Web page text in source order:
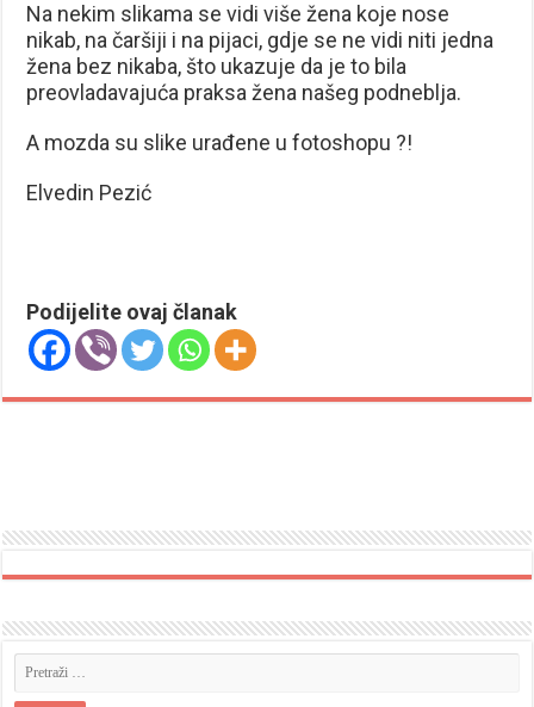
Na nekim slikama se vidi više žena koje nose
nikab, na čaršiji i na pijaci, gdje se ne vidi niti jedna
žena bez nikaba, što ukazuje da je to bila
preovladavajuća praksa žena našeg podneblja.
A mozda su slike urađene u fotoshopu ?!
Elvedin Pezić
Podijelite ovaj članak